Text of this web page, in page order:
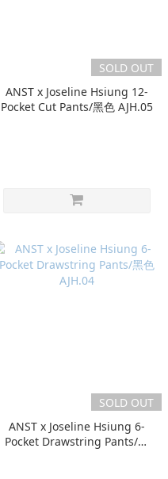
SOLD OUT
ANST x Joseline Hsiung 12-
Pocket Cut Pants/黑色 AJH.05
SOLD OUT
ANST x Joseline Hsiung 6-
Pocket Drawstring Pants/黑